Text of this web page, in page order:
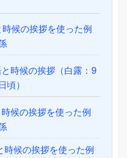
候の挨拶を使った例
時候の挨拶（白露：9
頃）
候の挨拶を使った例
時候の挨拶を使った例